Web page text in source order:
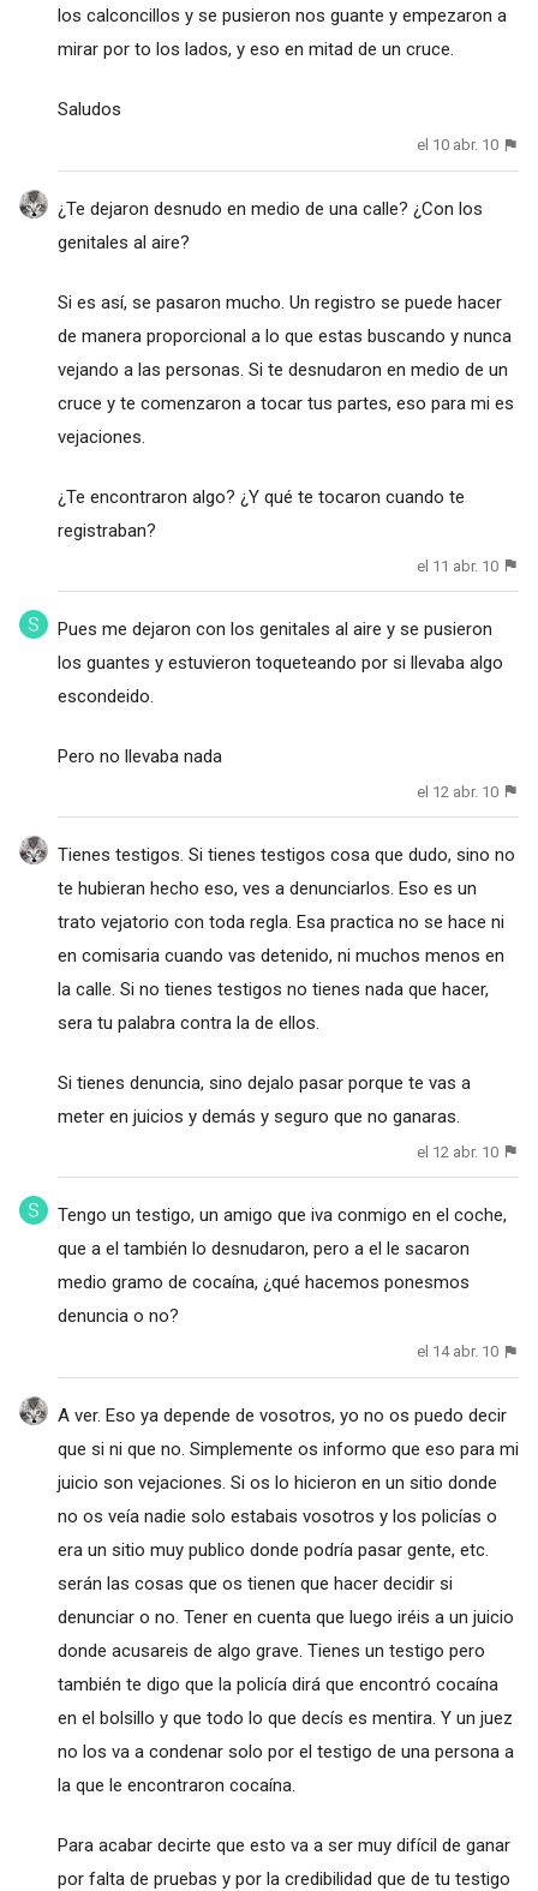
los calconcillos y se pusieron nos guante y empezaron a
mirar por to los lados, y eso en mitad de un cruce.
Saludos
el 10 abr. 10
¿Te dejaron desnudo en medio de una calle? ¿Con los
genitales al aire?
Si es así, se pasaron mucho. Un registro se puede hacer
de manera proporcional a lo que estas buscando y nunca
vejando a las personas. Si te desnudaron en medio de un
cruce y te comenzaron a tocar tus partes, eso para mi es
vejaciones.
¿Te encontraron algo? ¿Y qué te tocaron cuando te
registraban?
el 11 abr. 10
Pues me dejaron con los genitales al aire y se pusieron
los guantes y estuvieron toqueteando por si llevaba algo
escondeido.
Pero no llevaba nada
el 12 abr. 10
Tienes testigos. Si tienes testigos cosa que dudo, sino no
te hubieran hecho eso, ves a denunciarlos. Eso es un
trato vejatorio con toda regla. Esa practica no se hace ni
en comisaria cuando vas detenido, ni muchos menos en
la calle. Si no tienes testigos no tienes nada que hacer,
sera tu palabra contra la de ellos.
Si tienes denuncia, sino dejalo pasar porque te vas a
meter en juicios y demás y seguro que no ganaras.
el 12 abr. 10
Tengo un testigo, un amigo que iva conmigo en el coche,
que a el también lo desnudaron, pero a el le sacaron
medio gramo de cocaína, ¿qué hacemos ponesmos
denuncia o no?
el 14 abr. 10
A ver. Eso ya depende de vosotros, yo no os puedo decir
que si ni que no. Simplemente os informo que eso para mi
juicio son vejaciones. Si os lo hicieron en un sitio donde
no os veía nadie solo estabais vosotros y los policías o
era un sitio muy publico donde podría pasar gente, etc.
serán las cosas que os tienen que hacer decidir si
denunciar o no. Tener en cuenta que luego iréis a un juicio
donde acusareis de algo grave. Tienes un testigo pero
también te digo que la policía dirá que encontró cocaína
en el bolsillo y que todo lo que decís es mentira. Y un juez
no los va a condenar solo por el testigo de una persona a
la que le encontraron cocaína.
Para acabar decirte que esto va a ser muy difícil de ganar
por falta de pruebas y por la credibilidad que de tu testigo